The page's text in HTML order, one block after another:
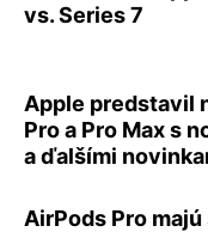
vs. Series 7
Apple predstavil
Pro a Pro Max s
a ďalšími
AirPods Pro